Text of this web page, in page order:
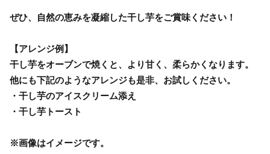
ぜひ、自然の恵みを凝縮した干し芋をご賞味ください！
【アレンジ例】
干し芋をオーブンで焼くと、より甘く、柔らかくなります。
他にも下記のようなアレンジも是非、お試しください。
・干し芋のアイスクリーム添え
・干し芋トースト
※画像はイメージです。